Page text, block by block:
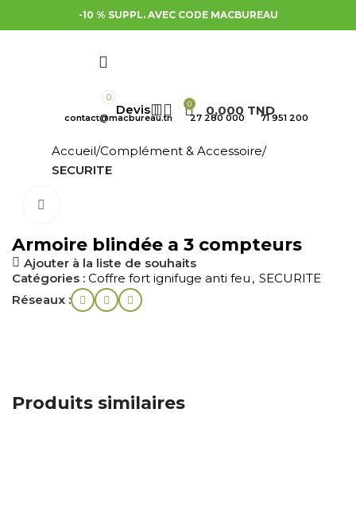
-10 % SUPPL. AVEC CODE MACBUREAU
0
0 0,000TND
contact@macbureau.tn 27 280 000 71 951 200
Accueil Complément & Accessoire
SECURITE
Armoire blindée a 3 compteurs
Ajouter à la liste de souhaits
Catégories : Coffre fort ignifuge anti feu , SECURITE
Réseaux :
Produits similaires